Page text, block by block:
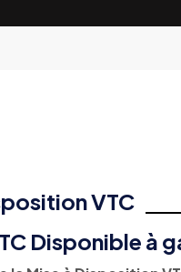
VTC
Disponible à